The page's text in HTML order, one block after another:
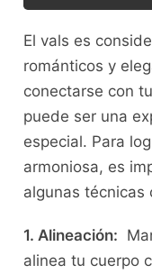
El vals es
románticos y
conectarse con
puede ser una
especial. Para
armoniosa, es
algunas técnicas
1.⁢ Alineación:
‌alinea tu cuerpo